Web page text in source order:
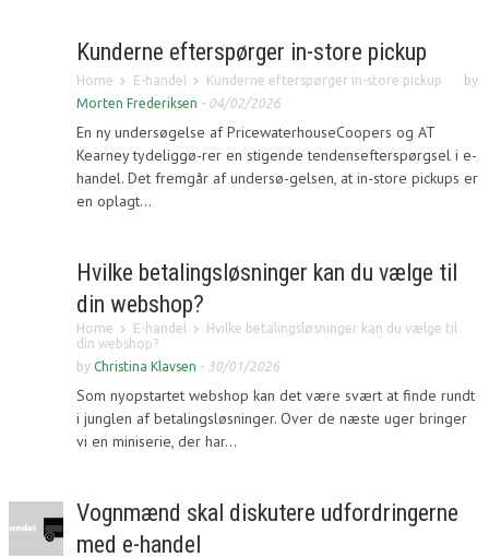
Kunderne efterspørger in-store pickup
Home E-handel Kunderne efterspørger in-store pickup
by
Morten Frederiksen - 04/02/2026
En ny undersøgelse af PricewaterhouseCoopers og AT
Kearney tydeliggø-rer en stigende tendensefterspørgsel i e-
handel. Det fremgår af undersø-gelsen, at in-store pickups er
en oplagt...
Hvilke betalingsløsninger kan du vælge til
din webshop?
Home E-handel
Hvilke betalingsløsninger kan du vælge til
din webshop?
by Christina Klavsen - 30/01/2026
Som nyopstartet webshop kan det være svært at finde rundt
i junglen af betalingsløsninger. Over de næste uger bringer
vi en miniserie, der har...
Vognmænd skal diskutere udfordringerne
med e-handel